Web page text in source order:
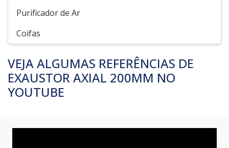
Purificador de Ar
Coifas
VEJA ALGUMAS REFERÊNCIAS DE
EXAUSTOR AXIAL 200MM NO
YOUTUBE